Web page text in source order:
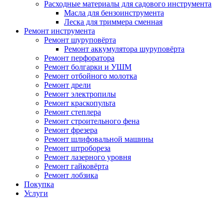
Расходные материалы для садового инструмента
Масла для бензоинструмента
Леска для триммера сменная
Ремонт инструмента
Ремонт шуруповёрта
Ремонт аккумулятора шуруповёрта
Ремонт перфоратора
Ремонт болгарки и УШМ
Ремонт отбойного молотка
Ремонт дрели
Ремонт электропилы
Ремонт краскопульта
Ремонт степлера
Ремонт строительного фена
Ремонт фрезера
Ремонт шлифовальной машины
Ремонт штробореза
Ремонт лазерного уровня
Ремонт гайковёрта
Ремонт лобзика
Покупка
Услуги